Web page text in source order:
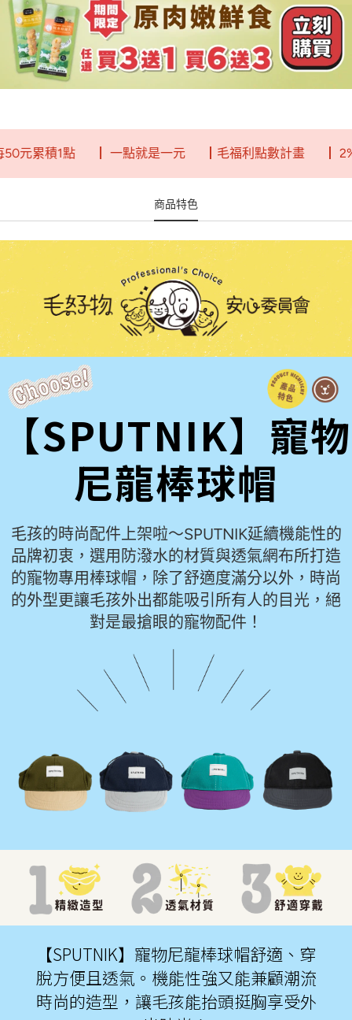
1點 ┃ 一點就是一元 ┃毛福利點數計畫 ┃ 2%回饋
商品特色
【SPUTNIK】寵物
尼龍棒球帽
毛孩的時尚配件上架啦～SPUTNIK延續機能性的
品牌初衷，選用防潑水的材質與透氣網布所打造
的寵物專用棒球帽，除了舒適度滿分以外，時尚
的外型更讓毛孩外出都能吸引所有人的目光，絕
對是最搶眼的寵物配件！
【SPUTNIK】寵物尼龍棒球帽舒適、穿
脫方便且透氣。機能性強又能兼顧潮流
時尚的造型，讓毛孩能抬頭挺胸享受外